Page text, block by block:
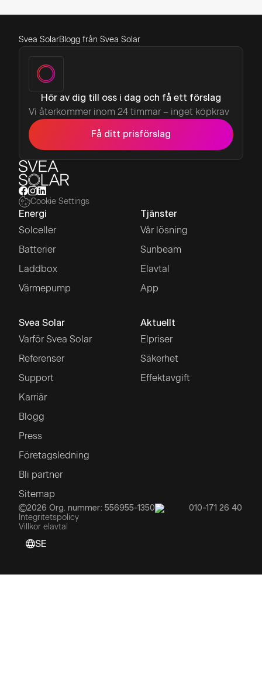
Svea SolarBlogg från Svea Solar
Hör av dig till oss i dag och få ett förslag
Vi återkommer inom 24 timmar – inget köpkrav
Få ditt prisförslag
Cookie Settings
Energi
Solceller
Batterier
Laddbox
Värmepump
Tjänster
Vår lösning
Sunbeam
Elavtal
App
Svea Solar
Varför Svea Solar
Referenser
Support
Karriär
Blogg
Press
Företagsledning
Bli partner
Sitemap
Aktuellt
Elpriser
Säkerhet
Effektavgift
2026 Org. nummer: 556955-1350 010-171 26 40
Integritetspolicy
Villkor elavtal
SE